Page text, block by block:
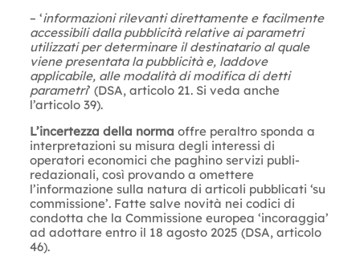
– ‘informazioni rilevanti direttamente e facilmente
accessibili dalla pubblicità relative ai parametri
utilizzati per determinare il destinatario al quale
viene presentata la pubblicità e, laddove
applicabile, alle modalità di modifica di detti
parametri’ (DSA, articolo 21. Si veda anche
l’articolo 39).
L’incertezza della norma offre peraltro sponda a
interpretazioni su misura degli interessi di
operatori economici che paghino servizi publi-
redazionali, così provando a omettere
l’informazione sulla natura di articoli pubblicati ‘su
commissione’. Fatte salve novità nei codici di
condotta che la Commissione europea ‘incoraggia’
ad adottare entro il 18 agosto 2025 (DSA, articolo
46).